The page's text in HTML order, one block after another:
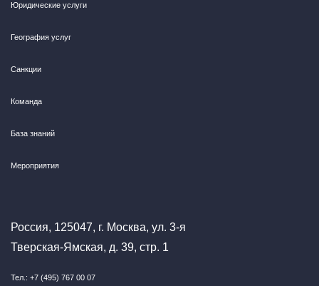
Юридические услуги
География услуг
Санкции
Команда
База знаний
Мероприятия
Россия, 125047, г. Москва, ул. 3-я
Тверская-Ямская, д. 39, стр. 1
Тел.: +7 (495) 767 00 07